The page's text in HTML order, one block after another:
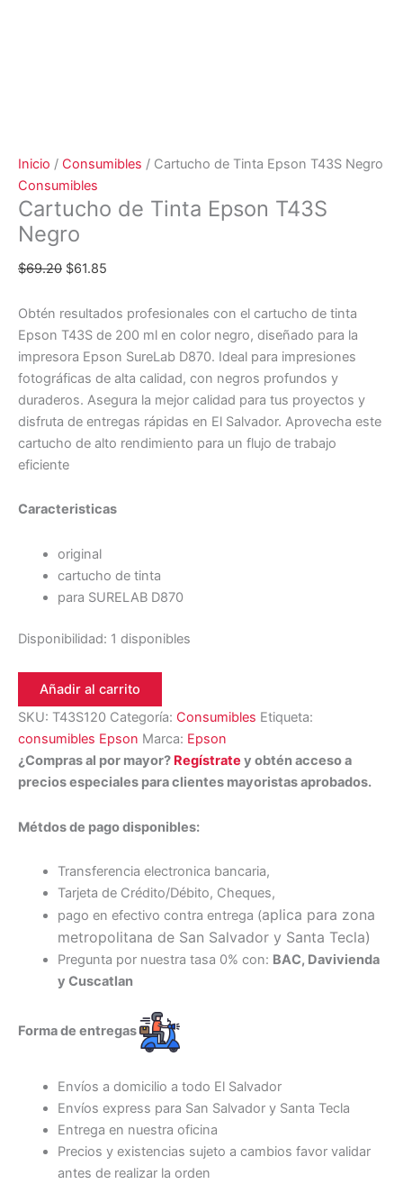
Inicio / Consumibles / Cartucho de Tinta Epson T43S Negro
Consumibles
Cartucho de Tinta Epson T43S
Negro
$69.20 $61.85
Obtén resultados profesionales con el cartucho de tinta
Epson T43S de 200 ml en color negro, diseñado para la
impresora Epson SureLab D870. Ideal para impresiones
fotográficas de alta calidad, con negros profundos y
duraderos. Asegura la mejor calidad para tus proyectos y
disfruta de entregas rápidas en El Salvador. Aprovecha este
cartucho de alto rendimiento para un flujo de trabajo
eficiente
Caracteristicas
original
cartucho de tinta
para SURELAB D870
Disponibilidad: 1 disponibles
Añadir al carrito
SKU: T43S120 Categoría: Consumibles Etiqueta:
consumibles Epson Marca: Epson
¿Compras al por mayor? Regístrate y obtén acceso a
precios especiales para clientes mayoristas aprobados.
Métdos de pago disponibles:
Transferencia electronica bancaria,
Tarjeta de Crédito/Débito, Cheques,
pago en efectivo contra entrega (aplica para zona
metropolitana de San Salvador y Santa Tecla)
Pregunta por nuestra tasa 0% con: BAC, Davivienda
y Cuscatlan
Forma de entregas
Envíos a domicilio a todo El Salvador
Envíos express para San Salvador y Santa Tecla
Entrega en nuestra oficina
Precios y existencias sujeto a cambios favor validar
antes de realizar la orden